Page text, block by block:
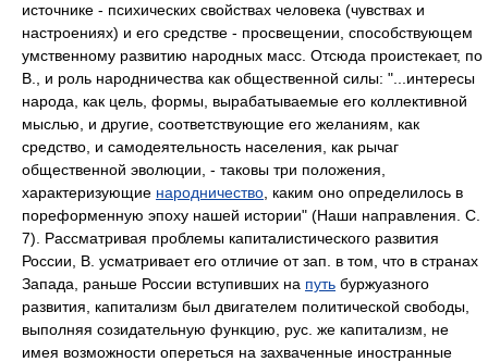
источнике - психических свойствах человека (чувствах и
настроениях) и его средстве - просвещении, способствующем
умственному развитию народных масс. Отсюда проистекает, по
В., и роль народничества как общественной силы: "...интересы
народа, как цель, формы, вырабатываемые его коллективной
мыслью, и другие, соответствующие его желаниям, как
средство, и самодеятельность населения, как рычаг
общественной эволюции, - таковы три положения,
характеризующие народничество , каким оно определилось в
пореформенную эпоху нашей истории" (Наши направления. С.
7). Рассматривая проблемы капиталистического развития
России, В. усматривает его отличие от зап. в том, что в странах
Запада, раньше России вступивших на путь буржуазного
развития, капитализм был двигателем политической свободы,
выполняя созидательную функцию, рус. же капитализм, не
имея возможности опереться на захваченные иностранные